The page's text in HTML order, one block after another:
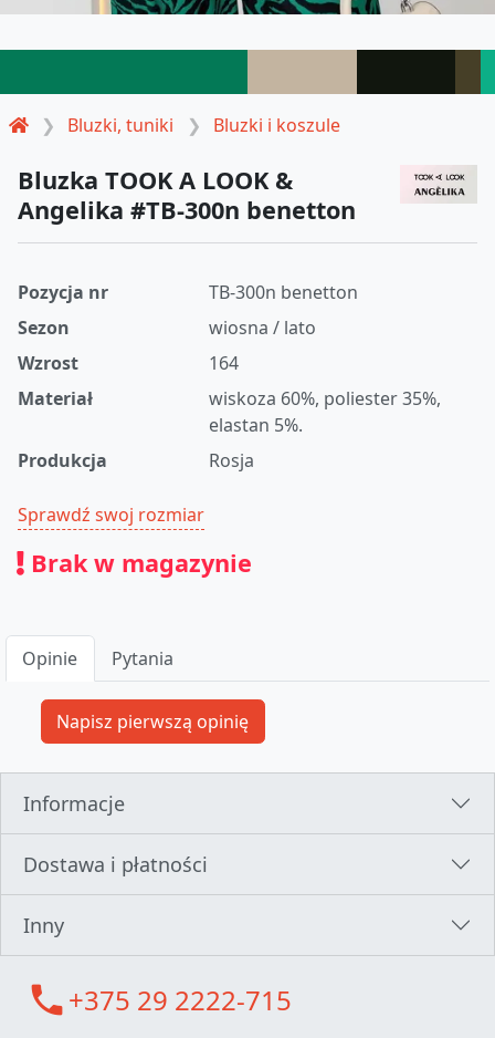
Bluzki, tuniki Bluzki i koszule
Bluzka TOOK A LOOK &
Angelika #TB-300n benetton
Pozycja nr
TB-300n benetton
Sezon
wiosna / lato
Wzrost
164
Materiał
wiskoza 60%, poliester 35%,
elastan 5%.
Produkcja
Rosja
Sprawdź swoj rozmiar
Brak w magazynie
Opinie Pytania
Informacje
Dostawa i płatności
Inny
call+375 29 2222-715